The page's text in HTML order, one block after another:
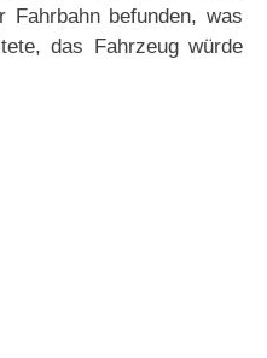
befunden, was
das Fahrzeug würde